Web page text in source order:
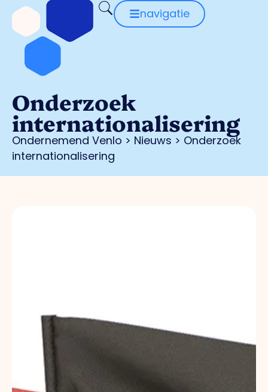
navigatie
Onderzoek
internationalisering
Ondernemend Venlo > Nieuws > Onderzoek
internationalisering